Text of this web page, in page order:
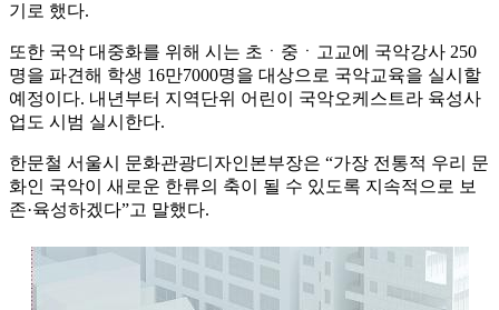
기로 했다.
또한 국악 대중화를 위해 시는 초ㆍ중ㆍ고교에 국악강사 250
명을 파견해 학생 16만7000명을 대상으로 국악교육을 실시할
예정이다. 내년부터 지역단위 어린이 국악오케스트라 육성사
업도 시범 실시한다.
한문철 서울시 문화관광디자인본부장은 “가장 전통적 우리 문
화인 국악이 새로운 한류의 축이 될 수 있도록 지속적으로 보
존·육성하겠다”고 말했다.